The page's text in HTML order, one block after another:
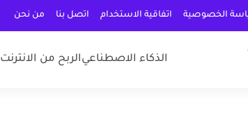
الخصوصية اتفاقية الاستخدام اتصل بنا من نحن
الذكاء الاصطناعيالربح من الانترنت